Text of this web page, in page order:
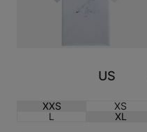
US
XXS XS
L
XL